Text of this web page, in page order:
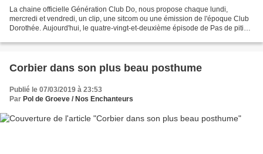
La chaine officielle Génération Club Do, nous propose chaque lundi,
mercredi et vendredi, un clip, une sitcom ou une émission de l'époque Club
Dorothée. Aujourd'hui, le quatre-vingt-et-deuxième épisode de Pas de pitié
Corbier dans son plus beau posthume
Publié le 07/03/2019 à 23:53
Par Pol de Groeve / Nos Enchanteurs